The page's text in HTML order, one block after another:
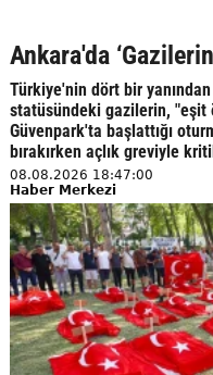
Ankara'da
Türkiye'nin dört bir
statüsündeki gazilerin, "eşit
Güvenpark'ta başlattığı
bırakırken açlık greviyle
08.08.2026 18:47:00
Haber Merkezi